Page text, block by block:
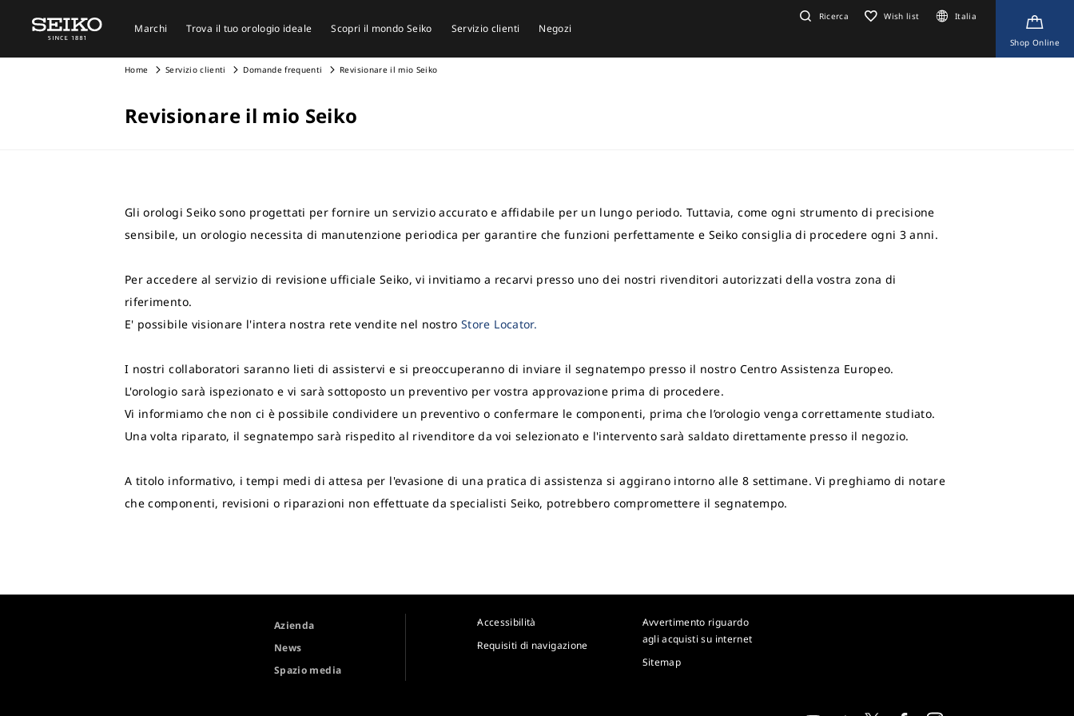
Marchi Trova il tuo orologio ideale Scopri il mondo Seiko Servizio clienti Negozi
Ricerca Wish list Italia
Shop Online
Home Servizio clienti Domande frequenti Revisionare il mio Seiko
Revisionare il mio Seiko
Gli orologi Seiko sono progettati per fornire un servizio accurato e affidabile per un lungo periodo. Tuttavia, come ogni strumento di precisione
sensibile, un orologio necessita di manutenzione periodica per garantire che funzioni perfettamente e Seiko consiglia di procedere ogni 3 anni.
Per accedere al servizio di revisione ufficiale Seiko, vi invitiamo a recarvi presso uno dei nostri rivenditori autorizzati della vostra zona di
riferimento.
E' possibile visionare l'intera nostra rete vendite nel nostroStore Locator.
I nostri collaboratori saranno lieti di assistervi e si preoccuperanno di inviare il segnatempo presso il nostro Centro Assistenza Europeo.
L'orologio sarà ispezionato e vi sarà sottoposto un preventivo per vostra approvazione prima di procedere.
Vi informiamo che non ci è possibile condividere un preventivo o confermare le componenti, prima che l’orologio venga correttamente studiato.
Una volta riparato, il segnatempo sarà rispedito al rivenditore da voi selezionato e l'intervento sarà saldato direttamente presso il negozio.
A titolo informativo, i tempi medi di attesa per l'evasione di una pratica di assistenza si aggirano intorno alle 8 settimane. Vi preghiamo di notare
che componenti, revisioni o riparazioni non effettuate da specialisti Seiko, potrebbero compromettere il segnatempo.
Azienda
News
Spazio media
Accessibilità
Requisiti di navigazione
Avvertimento riguardo
agli acquisti su internet
Sitemap